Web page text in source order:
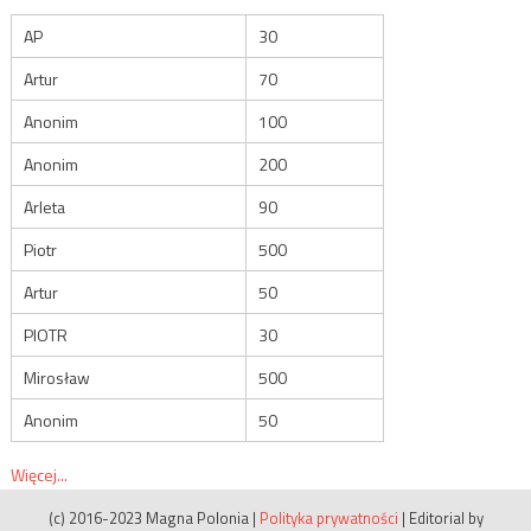
AP
30
Artur
70
Anonim
100
Anonim
200
Arleta
90
Piotr
500
Artur
50
PIOTR
30
Mirosław
500
Anonim
50
Więcej...
(c) 2016-2023 Magna Polonia | Polityka prywatności | Editorial by